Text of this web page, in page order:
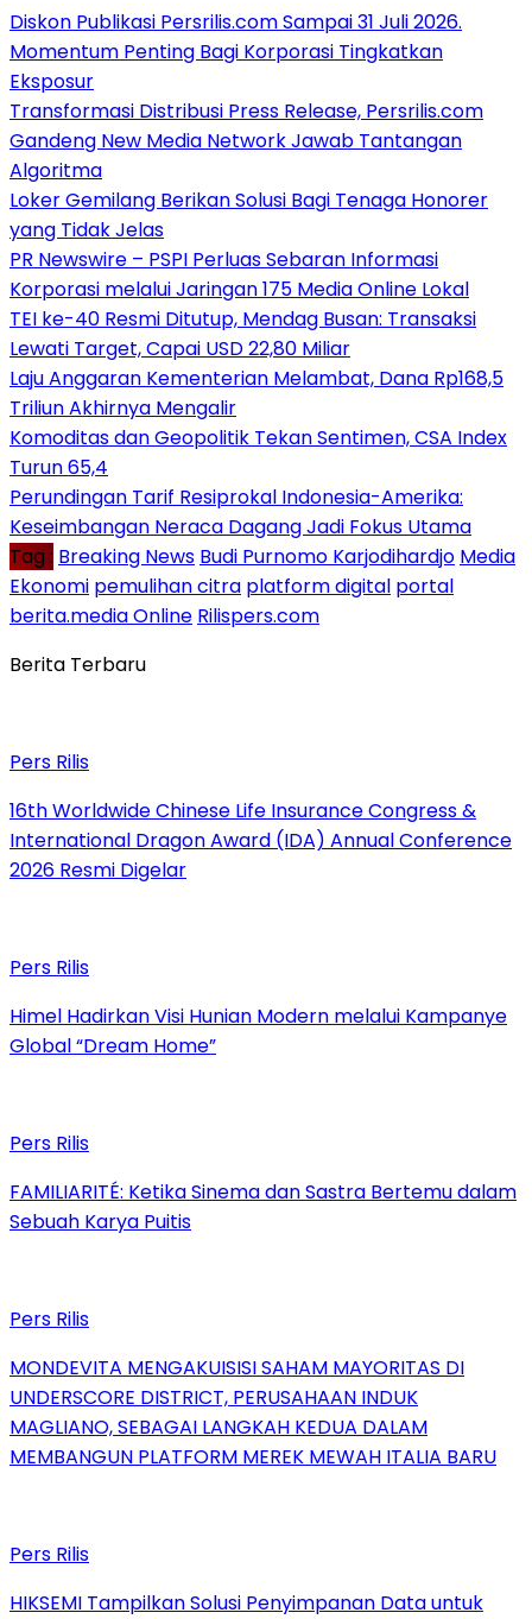
Diskon Publikasi Persrilis.com Sampai 31 Juli 2026.
Momentum Penting Bagi Korporasi Tingkatkan
Eksposur
Transformasi Distribusi Press Release, Persrilis.com
Gandeng New Media Network Jawab Tantangan
Algoritma
Loker Gemilang Berikan Solusi Bagi Tenaga Honorer
yang Tidak Jelas
PR Newswire – PSPI Perluas Sebaran Informasi
Korporasi melalui Jaringan 175 Media Online Lokal
TEI ke-40 Resmi Ditutup, Mendag Busan: Transaksi
Lewati Target, Capai USD 22,80 Miliar
Laju Anggaran Kementerian Melambat, Dana Rp168,5
Triliun Akhirnya Mengalir
Komoditas dan Geopolitik Tekan Sentimen, CSA Index
Turun 65,4
Perundingan Tarif Resiprokal Indonesia-Amerika:
Keseimbangan Neraca Dagang Jadi Fokus Utama
Tag : Breaking News Budi Purnomo Karjodihardjo Media
Ekonomi pemulihan citra platform digital portal
berita.media Online Rilispers.com
Berita Terbaru
Pers Rilis
16th Worldwide Chinese Life Insurance Congress &
International Dragon Award (IDA) Annual Conference
2026 Resmi Digelar
Pers Rilis
Himel Hadirkan Visi Hunian Modern melalui Kampanye
Global “Dream Home”
Pers Rilis
FAMILIARITÉ: Ketika Sinema dan Sastra Bertemu dalam
Sebuah Karya Puitis
Pers Rilis
MONDEVITA MENGAKUISISI SAHAM MAYORITAS DI
UNDERSCORE DISTRICT, PERUSAHAAN INDUK
MAGLIANO, SEBAGAI LANGKAH KEDUA DALAM
MEMBANGUN PLATFORM MEREK MEWAH ITALIA BARU
Pers Rilis
HIKSEMI Tampilkan Solusi Penyimpanan Data untuk